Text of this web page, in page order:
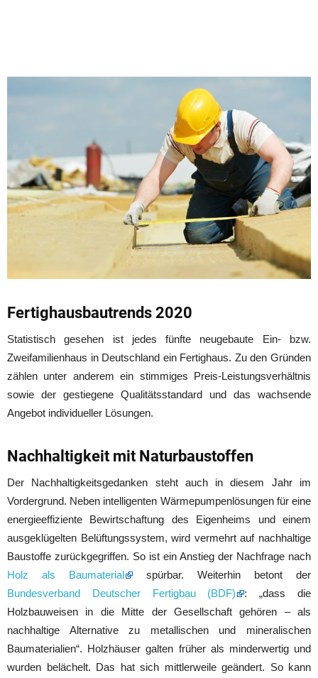
Fertighausbautrends 2020
Statistisch gesehen ist jedes fünfte neugebaute Ein- bzw.
Zweifamilienhaus in Deutschland ein Fertighaus. Zu den Gründen
zählen unter anderem ein stimmiges Preis-Leistungsverhältnis
sowie der gestiegene Qualitätsstandard und das wachsende
Angebot individueller Lösungen.
Nachhaltigkeit mit Naturbaustoffen
Der Nachhaltigkeitsgedanken steht auch in diesem Jahr im
Vordergrund. Neben intelligenten Wärmepumpenlösungen für eine
energieeffiziente Bewirtschaftung des Eigenheims und einem
ausgeklügelten Belüftungssystem, wird vermehrt auf nachhaltige
Baustoffe zurückgegriffen. So ist ein Anstieg der Nachfrage nach
Holz als Baumaterial
spürbar. Weiterhin betont der
Bundesverband Deutscher Fertigbau (BDF)
: „dass die
Holzbauweisen in die Mitte der Gesellschaft gehören – als
nachhaltige Alternative zu metallischen und mineralischen
Baumaterialien“. Holzhäuser galten früher als minderwertig und
wurden belächelt. Das hat sich mittlerweile geändert. So kann